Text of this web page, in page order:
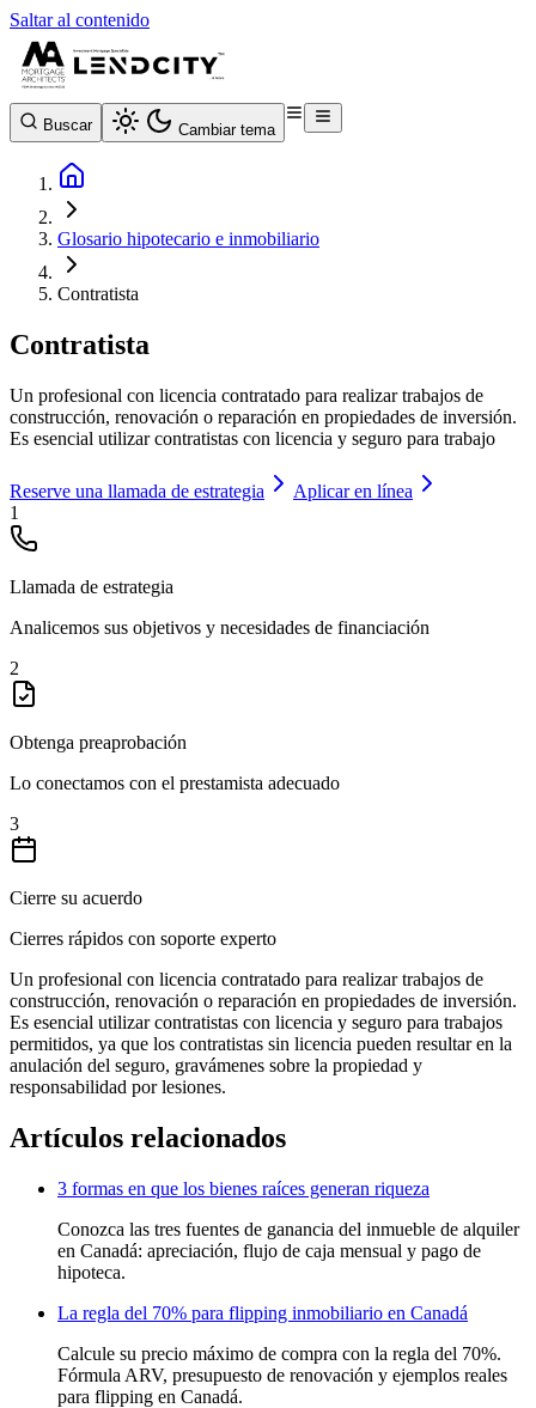
Saltar al contenido
Buscar Cambiar tema
Glosario hipotecario e inmobiliario
Contratista
Contratista
Un profesional con licencia contratado para realizar trabajos de
construcción, renovación o reparación en propiedades de inversión.
Es esencial utilizar contratistas con licencia y seguro para trabajo
Reserve una llamada de estrategia
Aplicar en línea
1
Llamada de estrategia
Analicemos sus objetivos y necesidades de financiación
2
Obtenga preaprobación
Lo conectamos con el prestamista adecuado
3
Cierre su acuerdo
Cierres rápidos con soporte experto
Un profesional con licencia contratado para realizar trabajos de
construcción, renovación o reparación en propiedades de inversión.
Es esencial utilizar contratistas con licencia y seguro para trabajos
permitidos, ya que los contratistas sin licencia pueden resultar en la
anulación del seguro, gravámenes sobre la propiedad y
responsabilidad por lesiones.
Artículos relacionados
3 formas en que los bienes raíces generan riqueza
Conozca las tres fuentes de ganancia del inmueble de alquiler
en Canadá: apreciación, flujo de caja mensual y pago de
hipoteca.
La regla del 70% para flipping inmobiliario en Canadá
Calcule su precio máximo de compra con la regla del 70%.
Fórmula ARV, presupuesto de renovación y ejemplos reales
para flipping en Canadá.